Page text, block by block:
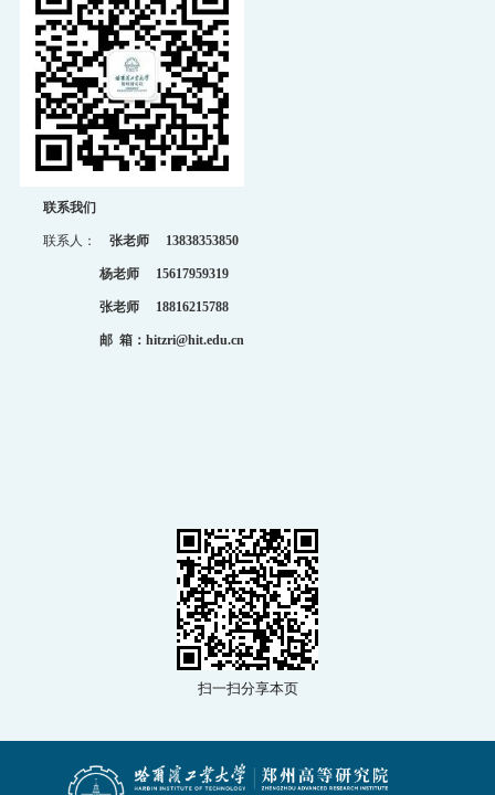
联系我们
联系人： 张老师 13838353850
杨老师 15617959319
张老师 18816215788
邮 箱： hitzri@hit.edu.cn
扫一扫分享本页